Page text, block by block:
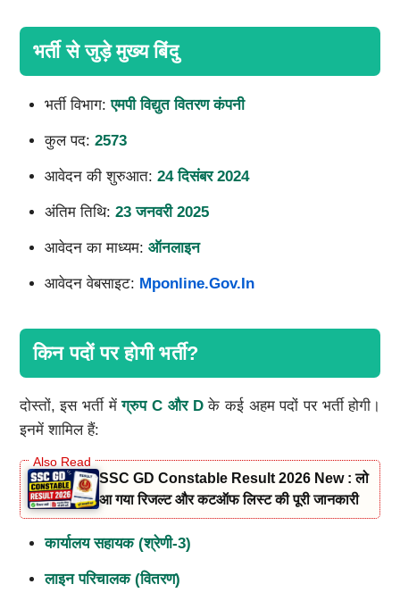
भर्ती से जुड़े मुख्य बिंदु
भर्ती विभाग:एमपी विद्युत वितरण कंपनी
कुल पद: 2573
आवेदन की शुरुआत: 24दिसंबर2024
अंतिम तिथि: 23जनवरी 2025
आवेदन का माध्यम: ऑनलाइन
आवेदन वेबसाइट: Mponline.gov.in
किन पदों पर होगी भर्ती?
दोस्तों, इस भर्ती मेंग्रुपC और Dके कई अहम पदों पर भर्ती होगी।
इनमें शामिल हैं:
SSC GD Constable Result 2026 New : लो
आ गया रिजल्ट और कटऑफ लिस्ट की पूरी जानकारी
कार्यालय सहायक (श्रेणी-3)
लाइन परिचालक (वितरण)